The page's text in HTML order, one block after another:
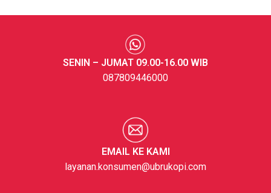
SENIN – JUMAT 09.00-16.00 WIB
087809446000
EMAIL KE KAMI
layanan.konsumen@ubrukopi.com